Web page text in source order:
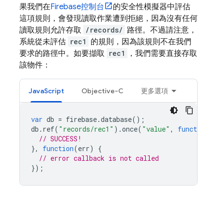
果我們在Firebase控制台
的安全性模擬器中評估
這項規則，會發現讀取作業遭到拒絕，因為沒有任何
讀取規則允許存取 /records/ 路徑。不過請注意，
系統從未評估 rec1
的規則，因為該規則不在我們
要求的路徑中。如要擷取 rec1
，我們需要直接存取
該物件：
JavaScript Objective-C 更多選項
var db = firebase.database();
db . ref( "records/rec1" ).once( "value" , function
// SUCCESS!
},
function(err)
{
// error callback is not called
});